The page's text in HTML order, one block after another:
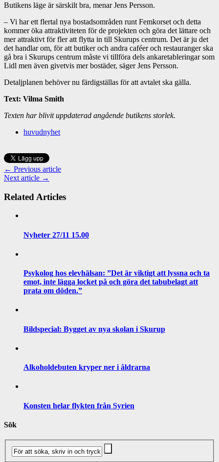
Butikens läge är särskilt bra, menar Jens Persson.
– Vi har ett flertal nya bostadsområden runt Femkorset och detta
kommer öka attraktiviteten för de projekten och göra det lättare och
mer attraktivt för fler att flytta in till Skurups centrum. Det är ju det
det handlar om, för att butiker och andra caféer och restauranger ska
gå bra i Skurups centrum måste vi tillföra dels ankaretableringar som
Lidl men även givetvis mer bostäder, säger Jens Persson.
Detaljplanen behöver nu färdigställas för att avtalet ska gälla.
Text: Vilma Smith
Texten har blivit uppdaterad angående butikens storlek.
huvudnyhet
← Previous article
Next article →
Related Articles
Nyheter 27/11 15.00
Psykolog hos elevhälsan: ”Det är viktigt att lyssna och ta
emot, inte lägga locket på och göra det tabubelagt att
prata om döden.”
Bildspecial: Bygget av nya skolan i Skurup
Alkoholdebuten kryper ner i åldrarna
Konsten helar flykten från Syrien
Sök